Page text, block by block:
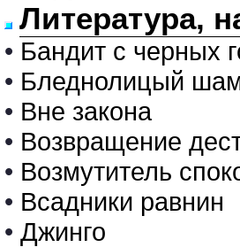
Литература,
• Бандит с черных
• Бледнолицый
• Вне закона
• Возвращение
• Возмутитель
• Всадники равнин
• Джинго